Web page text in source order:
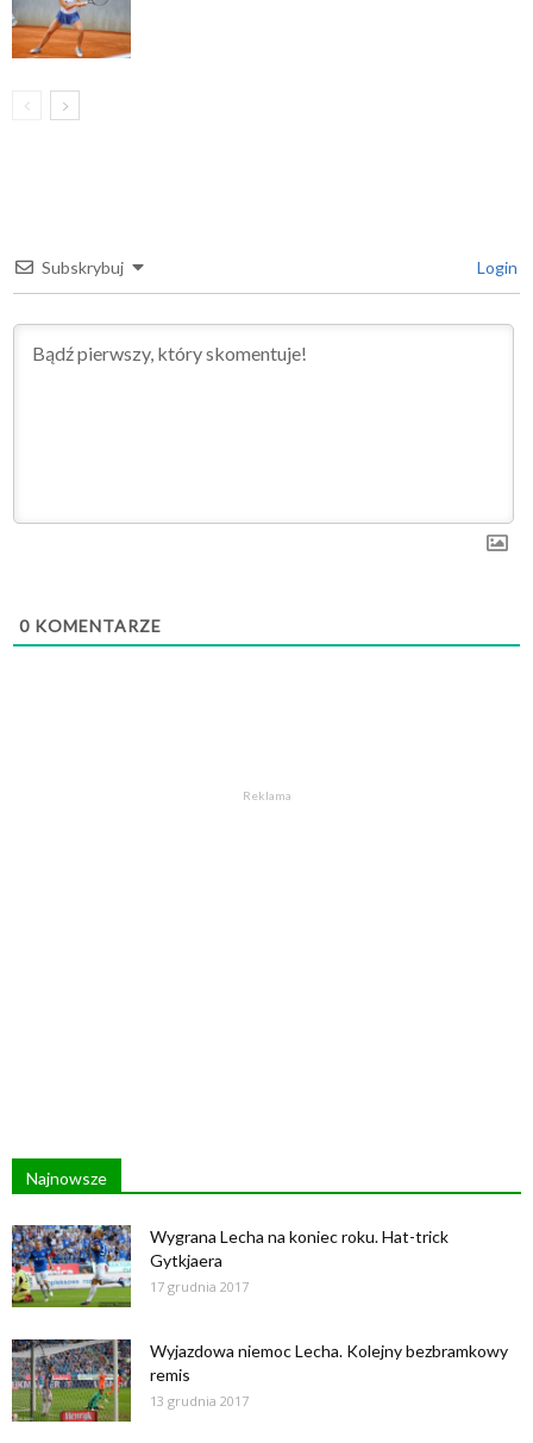
Subskrybuj Login
0 KOMENTARZE
Reklama
Najnowsze
Wygrana Lecha na koniec roku. Hat-trick
Gytkjaera
17 grudnia 2017
Wyjazdowa niemoc Lecha. Kolejny bezbramkowy
remis
13 grudnia 2017